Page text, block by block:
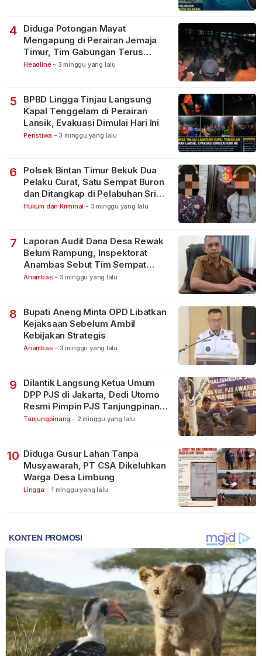
4
Diduga Potongan Mayat
Mengapung di Perairan Jemaja
Timur, Tim Gabungan Terus
Lakukan Pencarian
Headline - 3 minggu yang lalu
5
BPBD Lingga Tinjau Langsung
Kapal Tenggelam di Perairan
Lansik, Evakuasi Dimulai Hari Ini
Peristiwa - 3 minggu yang lalu
6
Polsek Bintan Timur Bekuk Dua
Pelaku Curat, Satu Sempat Buron
dan Ditangkap di Pelabuhan Sri
Bintan Pura
Hukum dan Kriminal - 3 minggu yang lalu
7
Laporan Audit Dana Desa Rewak
Belum Rampung, Inspektorat
Anambas Sebut Tim Sempat
Terbagi Tangani Kasus Lain
Anambas - 3 minggu yang lalu
8
Bupati Aneng Minta OPD Libatkan
Kejaksaan Sebelum Ambil
Kebijakan Strategis
Anambas - 3 minggu yang lalu
9
Dilantik Langsung Ketua Umum
DPP PJS di Jakarta, Dedi Utomo
Resmi Pimpin PJS Tanjungpinang-
Bintan
Tanjungpinang - 2 minggu yang lalu
10 Diduga Gusur Lahan Tanpa
Musyawarah, PT CSA Dikeluhkan
Warga Desa Limbung
Lingga - 1 minggu yang lalu